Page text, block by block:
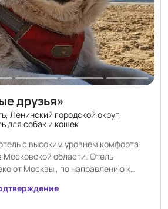
друзья»
Ленинский городской округ,
для собак и кошек
с высоким уровнем комфорта
Московской области. Отель
от Москвы , по направлению к
, 19 км от МКАД , д. Андреевское .
площадью - 0,6 га ,